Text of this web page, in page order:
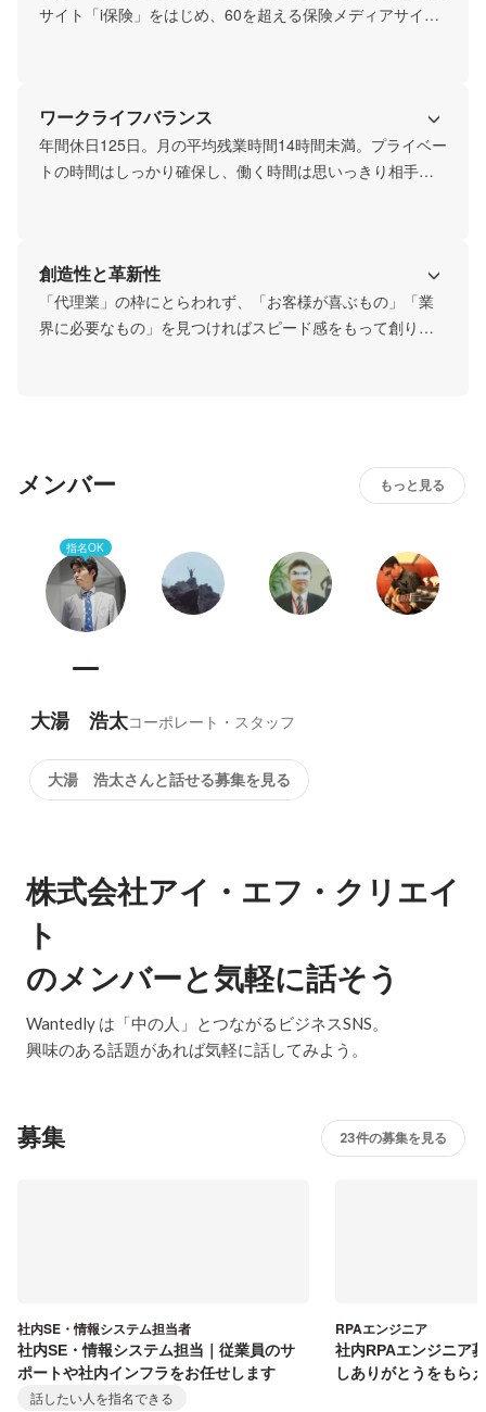
サイト「i保険」をはじめ、60を超える保険メディアサイト
このプロダクトを考えたもの、創るもの、運用するもの、
フォローするもの、すべてが社内におり、愛情をもって進
化させていきます。
ワークライフバランス
年間休日125日。月の平均残業時間14時間未満。プライベー
トの時間はしっかり確保し、働く時間は思いっきり相手の
創造性と革新性
「代理業」の枠にとらわれず、「お客様が喜ぶもの」「業
界に必要なもの」を見つければスピード感をもって創り上
メンバー もっと見る
指名OK
大湯 浩太コーポレート・スタッフ
大湯 浩太さんと話せる募集を見る
株式会社アイ・エフ・クリエイ
ト
のメンバーと気軽に話そう
Wantedly は「中の人」とつながるビジネスSNS。
興味のある話題があれば気軽に話してみよう。
募集 23件の募集を見る
社内SE・情報システム担当者
社内SE・情報システム担当｜従業員のサ
ポートや社内インフラをお任せします
話したい人を指名できる
RPAエンジニア
社内RPAエンジニア
しありがとうをもら